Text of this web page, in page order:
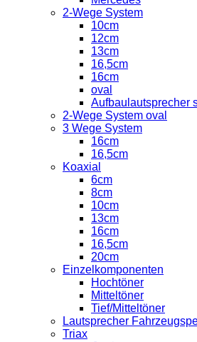
2-Wege System
10cm
12cm
13cm
16,5cm
16cm
oval
Aufbaulautsprecher
2-Wege System oval
3 Wege System
16cm
16,5cm
Koaxial
6cm
8cm
10cm
13cm
16cm
16,5cm
20cm
Einzelkomponenten
Hochtöner
Mitteltöner
Tief/Mitteltöner
Lautsprecher
Triax